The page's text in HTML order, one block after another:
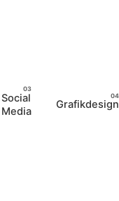
Social
Media
Grafikdesign